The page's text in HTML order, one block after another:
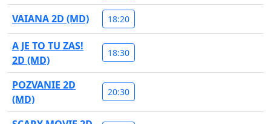
VAIANA 2D (MD) 18:20
A JE TO TU ZAS!
2D (MD)
18:30
POZVANIE 2D
(MD)
20:30